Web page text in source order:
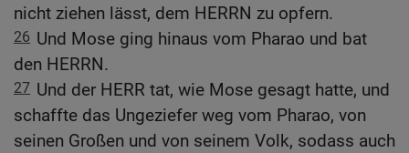
nicht ziehen lässt, dem HERRN zu opfern.
26 Und Mose ging hinaus vom Pharao und bat
den HERRN.
27 Und der HERR tat, wie Mose gesagt hatte, und
schaffte das Ungeziefer weg vom Pharao, von
seinen Großen und von seinem Volk, sodass auch